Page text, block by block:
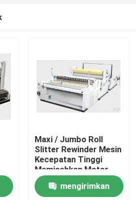
Maxi / Jumbo Roll
Slitter Rewinder Mesin
Kecepatan Tinggi
Memisahkan Motor
Mengemudi
mengirimkan